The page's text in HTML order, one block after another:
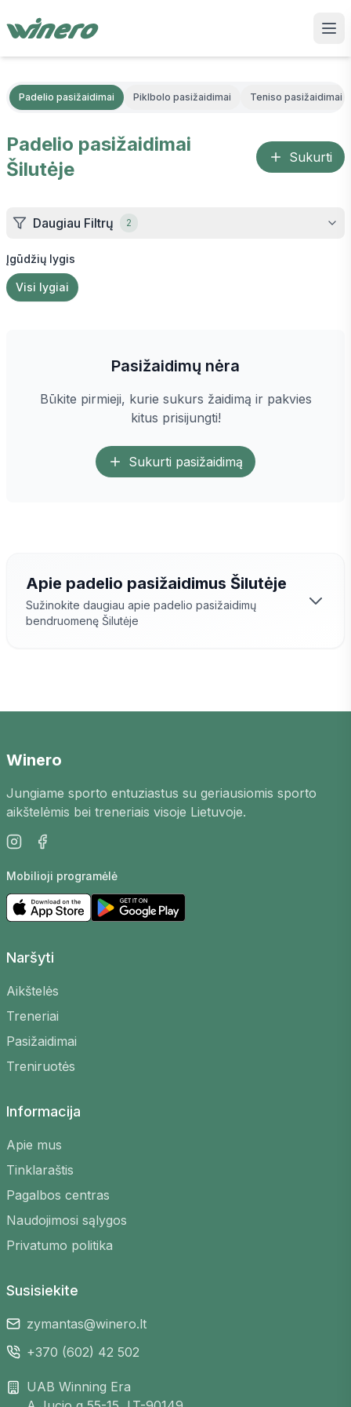
Padelio pasižaidimai Piklbolo pasižaidimai Teniso pasižaidimai
Padelio pasižaidimai
Šilutėje
Sukurti
Daugiau Filtrų 2
Įgūdžių lygis
Visi lygiai
Pasižaidimų nėra
Būkite pirmieji, kurie sukurs žaidimą ir pakvies
kitus prisijungti!
Sukurti pasižaidimą
Apie padelio pasižaidimus Šilutėje
Sužinokite daugiau apie padelio pasižaidimų
bendruomenę Šilutėje
galimybė susipažinti su naujais žaidėjais
aktyviu laisvalaikiu. Mūsų platformoje rasite
žaidėjams.
Kaip tai veikia?
Žaidimus organizuoja patys žaidėjai, arenos bei
treneriai. Galite sukurti savo, pasirinkti aikštelę,
laiką bei lygį, kad surastumėte tinkamų varžovų
arba prisijungti prie jau esamų.
Kodėl verta dalyvauti?
Pasižaidimų bendruomenė yra draugiška ir
lygių žaidėjais ir mokykitės
kuriuo laiku, kuris jums tinka
keliais paspaudimais
Winero
Jungiame sporto entuziastus su geriausiomis sporto
aikštelėmis bei treneriais visoje Lietuvoje.
Mobilioji programėlė
Naršyti
Aikštelės
Treneriai
Pasižaidimai
Treniruotės
Informacija
Apie mus
Tinklaraštis
Pagalbos centras
Naudojimosi sąlygos
Privatumo politika
Susisiekite
zymantas@winero.lt
+370 (602) 42 502
UAB Winning Era